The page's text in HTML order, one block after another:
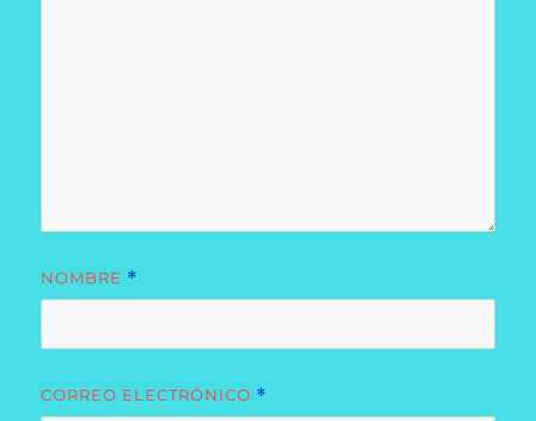
NOMBRE *
CORREO ELECTRÓNICO *